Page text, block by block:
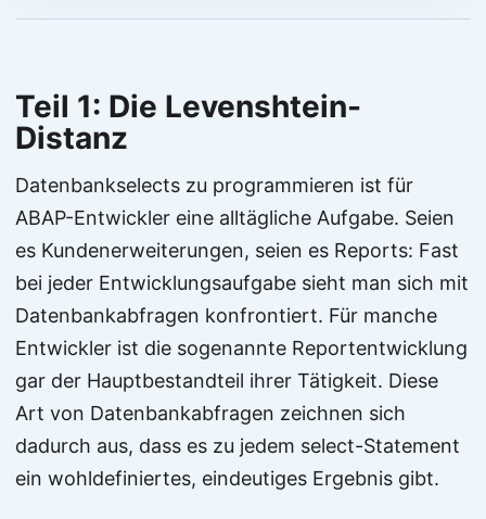
Teil 1: Die Levenshtein-
Distanz
Datenbankselects zu programmieren ist für
ABAP-Entwickler eine alltägliche Aufgabe. Seien
es Kundenerweiterungen, seien es Reports: Fast
bei jeder Entwicklungsaufgabe sieht man sich mit
Datenbankabfragen konfrontiert. Für manche
Entwickler ist die sogenannte Reportentwicklung
gar der Hauptbestandteil ihrer Tätigkeit. Diese
Art von Datenbankabfragen zeichnen sich
dadurch aus, dass es zu jedem select-Statement
ein wohldefiniertes, eindeutiges Ergebnis gibt.